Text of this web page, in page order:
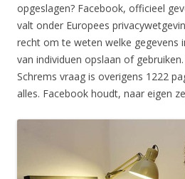
opgeslagen? Facebook, officieel
valt onder Europees
recht om te weten welke gegevens
van individuen opslaan of
Schrems vraag is overigens 1222
alles. Facebook houdt, naar eigen